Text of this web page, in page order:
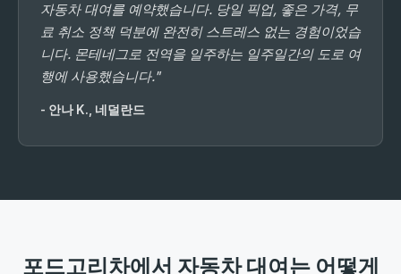
자동차 대여를 예약했습니다. 당일 픽업, 좋은 가격, 무
료 취소 정책 덕분에 완전히 스트레스 없는 경험이었습
니다. 몬테네그로 전역을 일주하는 일주일간의 도로 여
행에 사용했습니다."
- 안나 K., 네덜란드
포드고리차에서 자동차 대여는 어떻게